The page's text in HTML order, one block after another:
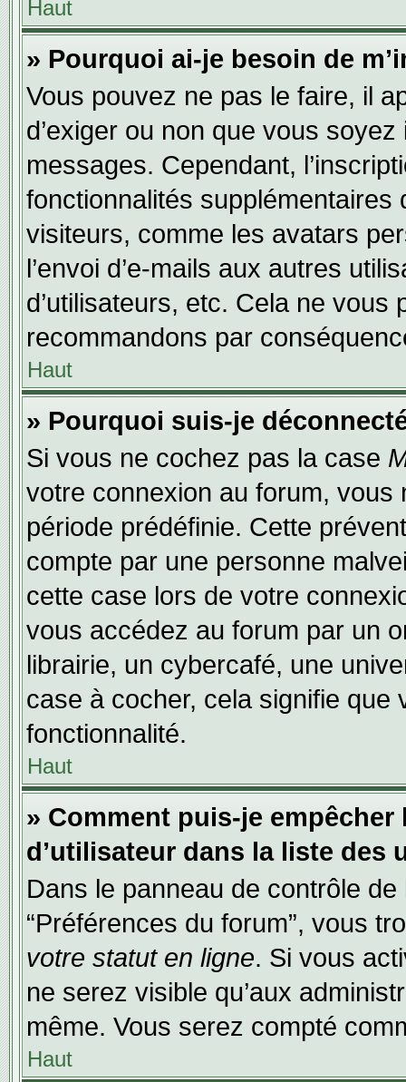
Haut
» Pourquoi ai-je besoin de
Vous pouvez ne pas le faire, il
d’exiger ou non que vous
messages. Cependant,
fonctionnalités
visiteurs, comme les avatars
l’envoi d’e-mails aux autres
d’utilisateurs, etc. Cela ne vous
recommandons par
Haut
» Pourquoi suis-je
Si vous ne cochez pas la case
votre connexion au forum,
période prédéfinie. Cette
compte par une personne
cette case lors de votre
vous accédez au forum par un
librairie, un cybercafé, une
case à cocher, cela signifie
fonctionnalité.
Haut
» Comment puis-je
d’utilisateur dans la liste des
Dans le panneau de contrôle de
“Préférences du forum”, vous
votre statut en ligne. Si vous
ne serez visible qu’aux
même. Vous serez compté
Haut